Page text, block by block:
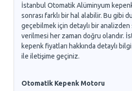
İstanbul Otomatik Alüminyum
sonrası farklı bir hal alabilir. Bu gibi
geçebilmek için detaylı bir
verilmesi her zaman doğru olandır.
kepenk fiyatları hakkında detaylı
ile iletişime geçiniz.
Otomatik Kepenk Motoru